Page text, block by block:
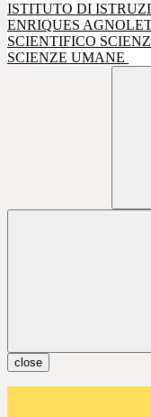
ISTITUTO DI
ENRIQUES
SCIENTIFICO
SCIENZE UMANE
close